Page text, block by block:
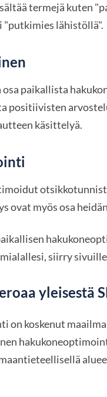
termejä kuten
"putkimies lähistöllä".
paikallista
positiivisten
käsittelyä.
ovat myös osa
siirry
yleisestä
on koskenut